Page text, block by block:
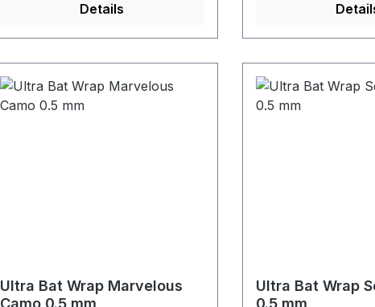
Details
Ultra Bat Wrap Marvelous
Ultra Bat Wrap